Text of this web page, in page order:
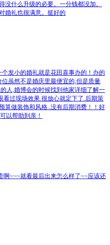
什么升级的必要。一分钱都没加。
婚礼也很满意。挺好的
发小的婚礼就是花田喜事办的！办的
虽然不是婚庆里最便宜的,但是质量
人,婚博会的时候找到他家详细了解一
看过现场效果.很放心就定下了.后期策
算做装饰和风格..没有后期消费！！好
以帮助到亲！
啊~~~就看最后出来怎么样了~~应该还